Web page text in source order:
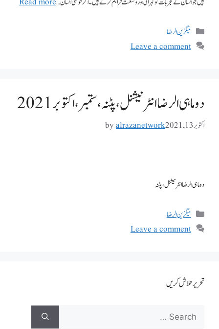
میگزین الرضا
Leave a comment
دوماہی الرضا انٹر نیشنل، پٹنہ، ستمبر،اکتوبر 2021
اکتوبر 13, 2021 byalrazanetwork
دوماہی الرضا انٹر نیشنل، پٹنہ
میگزین الرضا
Leave a comment
تحریر تلاش کریں